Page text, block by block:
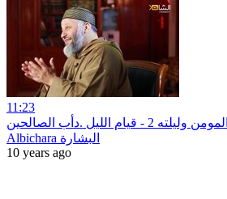
11:23
2 - قيام الليل .دأب الصالحين
Albichara البشارة
10 years ago